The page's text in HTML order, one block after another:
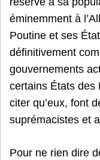
éminemment à
Poutine et ses
définitivement
gouvernements
certains États des
citer qu’eux, font
suprémacistes et
Pour ne rien dire